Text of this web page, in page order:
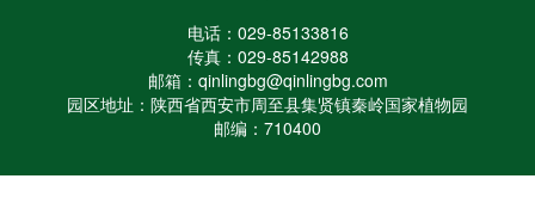
电话：029-85133816
传真：029-85142988
邮箱：qinlingbg@qinlingbg.com
园区地址：陕西省西安市周至县集贤镇秦岭国家植物园
邮编：710400